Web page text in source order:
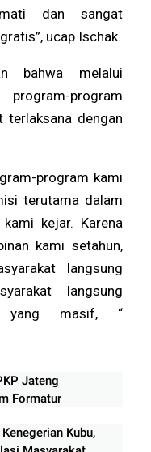
dan sangat
ucap Ischak.
bahwa melalui
program
terlaksana dengan
program kami
terutama dalam
kejar. Karena
kami setahun,
langsung
langsung
yang masif, “
Jateng
Formatur
Kubu,